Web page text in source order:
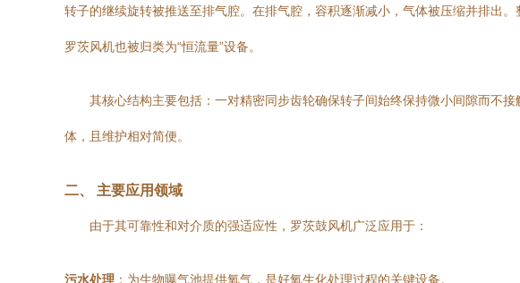
转子的继续旋转被推送至排气腔。在排气腔，容积逐渐减小，气体被压缩并排出
罗茨风机也被归类为“恒流量”设备。
其核心结构主要包括：一对精密同步齿轮确保转子间始终保持微小间隙而不
体，且维护相对简便。
二、 主要应用领域
由于其可靠性和对介质的强适应性，罗茨鼓风机广泛应用于：
污水处理 ：为生物曝气池提供氧气，是好氧生化处理过程的关键设备。